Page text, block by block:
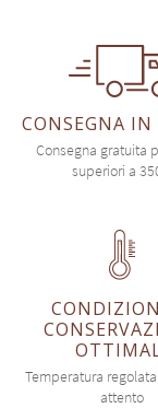
CONSEGNA IN
Consegna gratuita
superiori a
Temperatura
attento